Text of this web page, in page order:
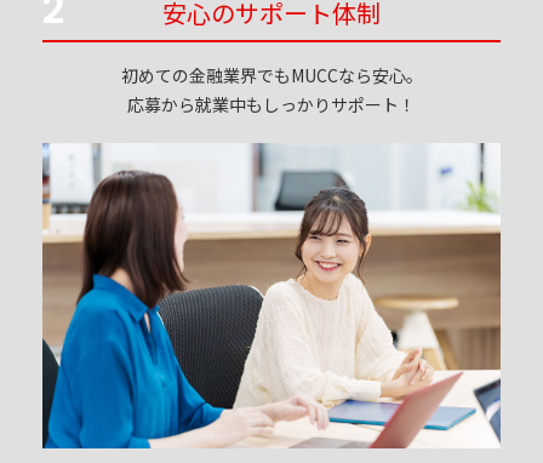
安心のサポート体制
初めての金融業界でもMUCCなら安心。
応募から就業中もしっかりサポート！